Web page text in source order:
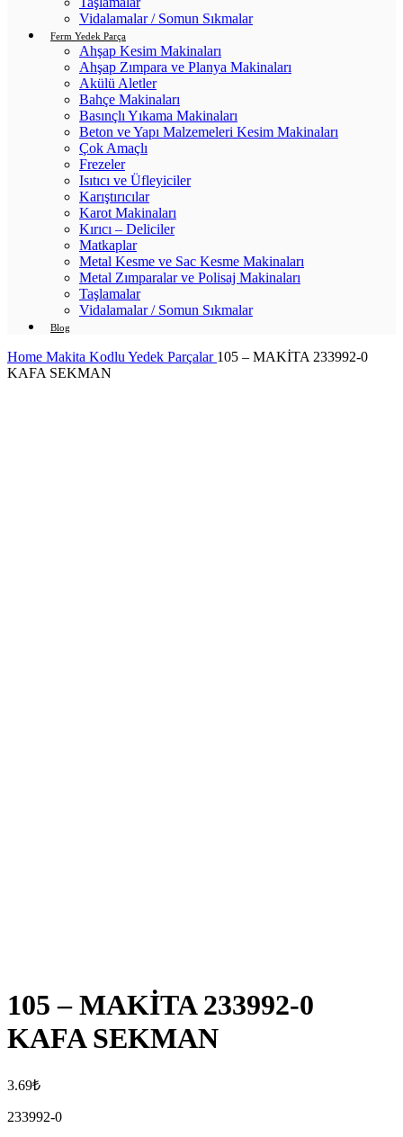
Vidalamalar / Somun Sıkmalar
Ferm Yedek Parça
Ahşap Kesim Makinaları
Ahşap Zımpara ve Planya Makinaları
Akülü Aletler
Bahçe Makinaları
Basınçlı Yıkama Makinaları
Beton ve Yapı Malzemeleri Kesim Makinaları
Çok Amaçlı
Frezeler
Isıtıcı ve Üfleyiciler
Karıştırıcılar
Karot Makinaları
Kırıcı – Deliciler
Matkaplar
Metal Kesme ve Sac Kesme Makinaları
Metal Zımparalar ve Polisaj Makinaları
Taşlamalar
Vidalamalar / Somun Sıkmalar
Blog
Home Makita Kodlu Yedek Parçalar 105 – MAKİTA 233992-0
KAFA SEKMAN
105 – MAKİTA 233992-0
KAFA SEKMAN
3.69₺
233992-0